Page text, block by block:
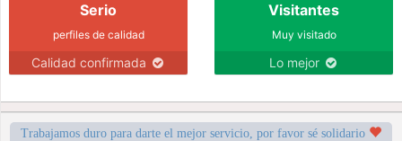
Serio
perfiles de calidad
Calidad confirmada
Visitantes
Muy visitado
Lo mejor
Trabajamos duro para darte el mejor servicio, por favor sé solidario